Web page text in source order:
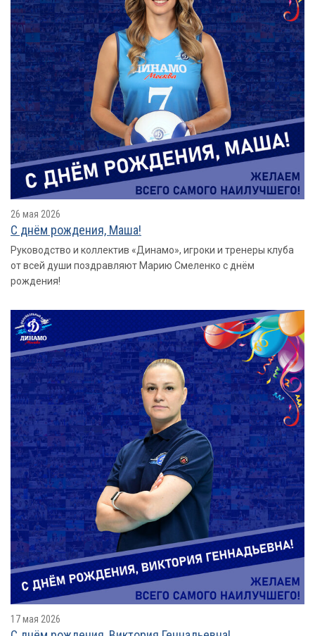
26 мая 2026
С днём рождения, Маша!
Руководство и коллектив «Динамо», игроки и тренеры клуба
от всей души поздравляют Марию Смеленко с днём
рождения!
17 мая 2026